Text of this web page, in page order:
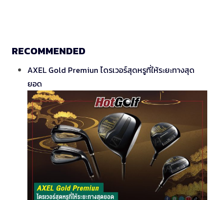
RECOMMENDED
AXEL Gold Premiun ไดรเวอร์สุดหรูที่ให้ระยะทางสุด
ยอด